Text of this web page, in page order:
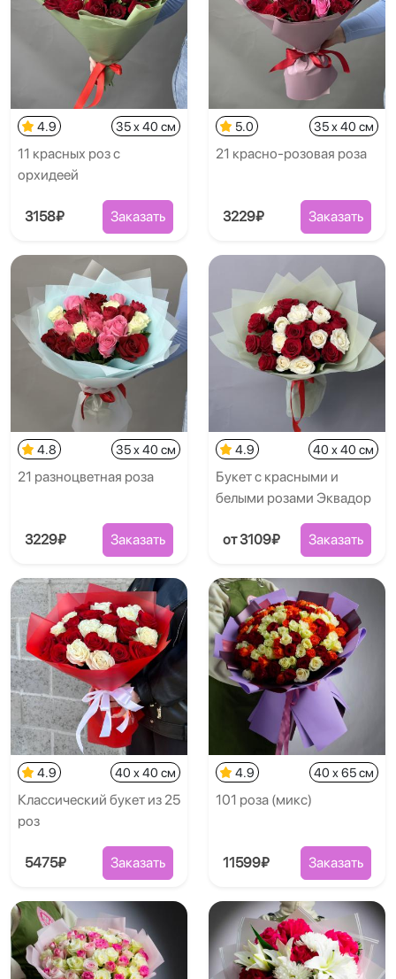
4.9 35 x 40 см
11 красных роз с
орхидеей
3158₽ Заказать
5.0 35 x 40 см
21 красно-розовая роза
3229₽ Заказать
4.8 35 x 40 см
21 разноцветная роза
3229₽ Заказать
4.9 40 x 40 см
Букет с красными и
белыми розами Эквадор
от 3109₽ Заказать
4.9 40 x 40 см
Классический букет из 25
роз
5475₽ Заказать
4.9 40 x 65 см
101 роза (микс)
11599₽ Заказать